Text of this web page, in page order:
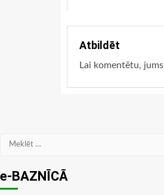
Atbildēt
Lai komentētu, jums
Meklēt:
e-BAZNĪCĀ